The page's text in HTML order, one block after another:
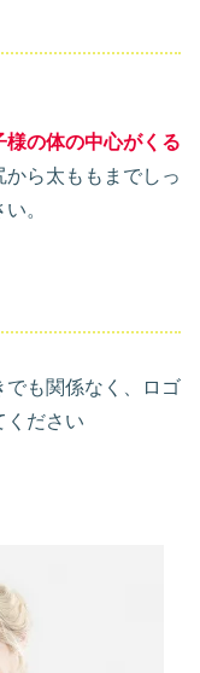
様の体の中心がくる
ら太ももまでしっ
。
でも関係なく、ロゴ
ください